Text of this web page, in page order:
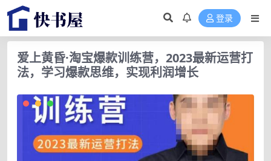
登录
爱上黄昏·淘宝爆款训练营，2023最新运营打
法，学习爆款思维，实现利润增长